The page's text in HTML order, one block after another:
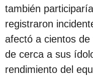
p
u
b
l
i
también
registraron
afectó a cientos
de cerca a sus
rendimiento del